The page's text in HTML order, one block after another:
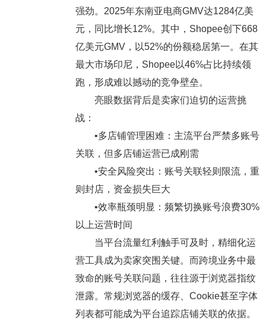
强劲。2025年东南亚电商GMV达1284亿美
元，同比增长12%。其中，Shopee创下668
亿美元GMV，以52%的份额稳居第一。在其
最大市场印尼，Shopee以46%占比持续领
跑，形成难以撼动的竞争壁垒。
亮眼数据背后是卖家们迫切的运营挑
战：
•多店铺管理困难：主流平台严禁多账号
关联，但多店铺运营已成刚需
•安全风险突出：账号关联轻则限流，重
则封店，资金损失巨大
•效率瓶颈明显：频繁切换账号浪费30%
以上运营时间
当平台流量红利触手可及时，精细化运
营工具成为卖家突围关键。而跨境业务中最
致命的账号关联问题，往往源于浏览器指纹
泄露。常规浏览器的缓存、Cookie甚至字体
列表都可能成为平台追踪店铺关联的依据。